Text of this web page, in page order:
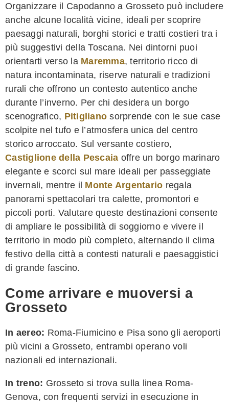
Organizzare il Capodanno a Grosseto può includere
anche alcune località vicine, ideali per scoprire
paesaggi naturali, borghi storici e tratti costieri tra i
più suggestivi della Toscana. Nei dintorni puoi
orientarti verso la Maremma, territorio ricco di
natura incontaminata, riserve naturali e tradizioni
rurali che offrono un contesto autentico anche
durante l’inverno. Per chi desidera un borgo
scenografico, Pitigliano sorprende con le sue case
scolpite nel tufo e l’atmosfera unica del centro
storico arroccato. Sul versante costiero,
Castiglione della Pescaia offre un borgo marinaro
elegante e scorci sul mare ideali per passeggiate
invernali, mentre il Monte Argentario regala
panorami spettacolari tra calette, promontori e
piccoli porti. Valutare queste destinazioni consente
di ampliare le possibilità di soggiorno e vivere il
territorio in modo più completo, alternando il clima
festivo della città a contesti naturali e paesaggistici
di grande fascino.
Come arrivare e muoversi a
Grosseto
In aereo: Roma-Fiumicino e Pisa sono gli aeroporti
più vicini a Grosseto, entrambi operano voli
nazionali ed internazionali.
In treno: Grosseto si trova sulla linea Roma-
Genova, con frequenti servizi in esecuzione in